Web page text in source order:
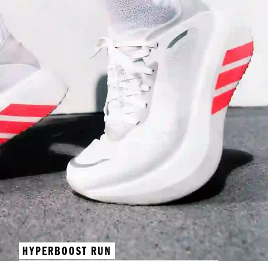
HYPERBOOST RUN